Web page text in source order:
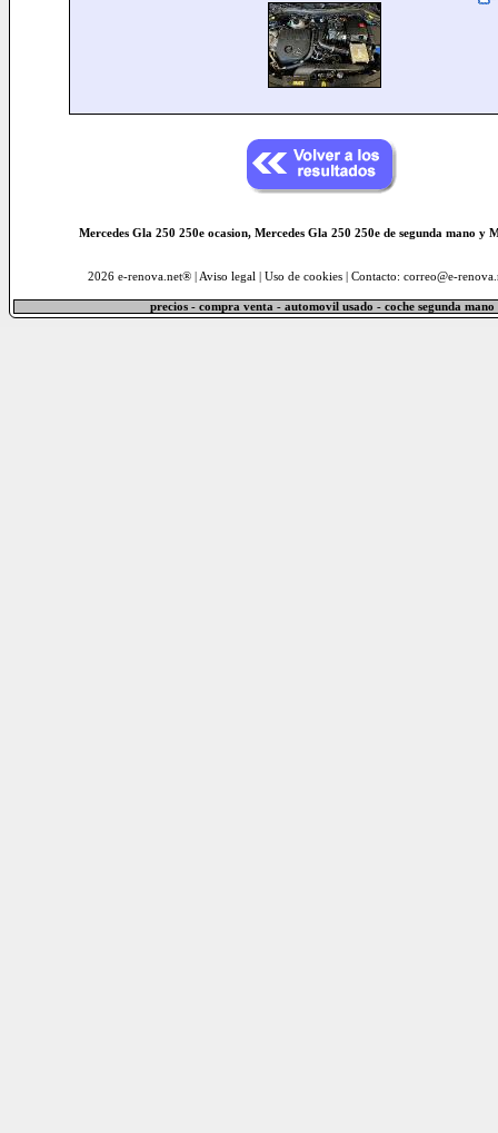
Mercedes Gla 250 250e ocasion, Mercedes Gla 250 250e de segunda mano y
2026 e-renova.net® | Aviso legal Uso de cookies| Contacto: correo@e-
precios - compra venta - automovil usado - coche segunda mano